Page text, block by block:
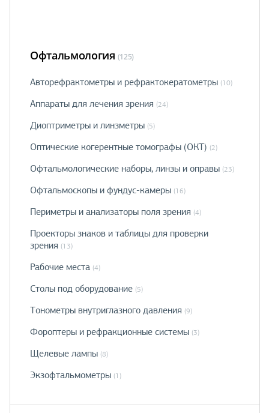
Офтальмология (125)
Авторефрактометры и рефрактокератометры (10)
Аппараты для лечения зрения (24)
Диоптриметры и линзметры (5)
Оптические когерентные томографы (ОКТ) (2)
Офтальмологические наборы, линзы и оправы (23)
Офтальмоскопы и фундус-камеры (16)
Периметры и анализаторы поля зрения (4)
Проекторы знаков и таблицы для проверки
зрения (13)
Рабочие места (4)
Столы под оборудование (5)
Тонометры внутриглазного давления (9)
Фороптеры и рефракционные системы (3)
Щелевые лампы (8)
Экзофтальмометры (1)